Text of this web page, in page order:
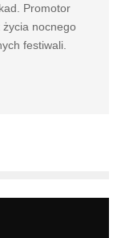
Promotor
nocnego
festiwali.